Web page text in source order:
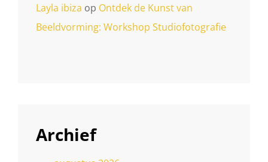
Layla ibiza op Ontdek de Kunst van
Beeldvorming: Workshop Studiofotografie
Archief